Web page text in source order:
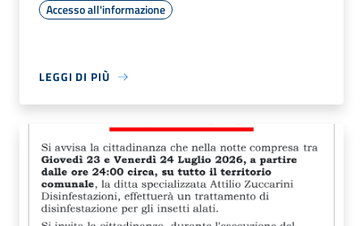
Accesso all'informazione
LEGGI DI PIÙ